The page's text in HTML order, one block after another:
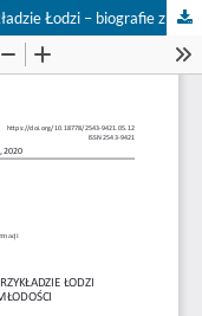
Społeczne doświadczanie miasta na przykładzie Łodzi – biografie z lat dzieciństwa i młodości